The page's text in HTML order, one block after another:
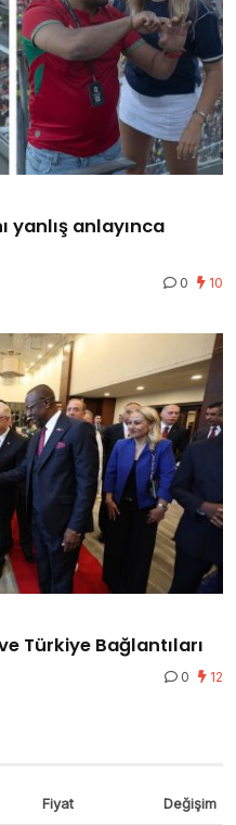
yanlış anlayınca
0 10
Türkiye Bağlantıları
0 12
Fiyat Değişim